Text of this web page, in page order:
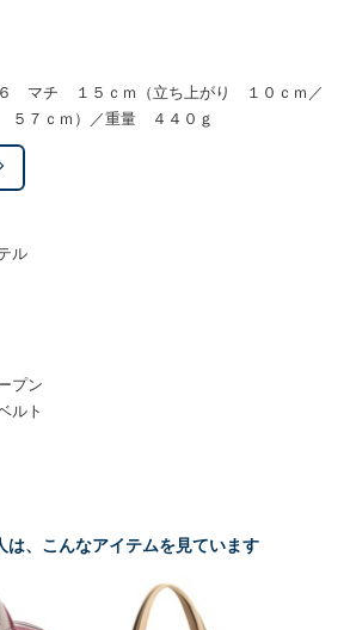
チ １５ｃｍ（立ち上がり １０ｃｍ／
５７ｃｍ）／重量 ４４０ｇ
ル
プン
ルト
は、こんなアイテムを見ています